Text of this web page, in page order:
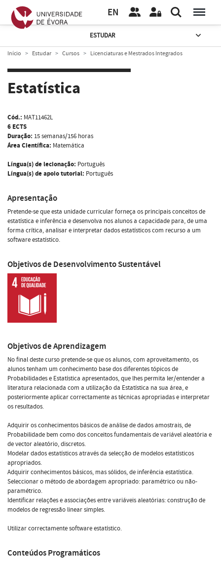
EN
ESTUDAR
Início Estudar Cursos Licenciaturas e Mestrados Integrados
Estatística
Cód.: MAT11462L
6 ECTS
Duração: 15 semanas/156 horas
Área Científica: Matemática
Língua(s) de lecionação: Português
Língua(s) de apoio tutorial: Português
Apresentação
Pretende-se que esta unidade curricular forneça os principais conceitos de
estatística e inferência e desenvolva nos alunos a capacidade para, de uma
forma crítica, analisar e interpretar dados estatísticos com recurso a um
software estatístico.
Objetivos de Desenvolvimento Sustentável
Objetivos de Aprendizagem
No final deste curso pretende-se que os alunos, com aproveitamento, os
alunos tenham um conhecimento base dos diferentes tópicos de
Probabilidades e Estatística apresentados, que lhes permita ler/entender a
literatura relacionada com a utilização da Estatística na sua área, e
posteriormente aplicar correctamente as técnicas apropriadas e interpretar
os resultados.
Adquirir os conhecimentos básicos de análise de dados amostrais, de
Probabilidade bem como dos conceitos fundamentais de variável aleatória e
de vector aleatório, discretos.
Modelar dados estatísticos através da selecção de modelos estatísticos
apropriados.
Adquirir conhecimentos básicos, mas sólidos, de inferência estatística.
Seleccionar o método de abordagem apropriado: paramétrico ou não-
paramétrico.
Identificar relações e associações entre variáveis aleatórias: construção de
modelos de regressão linear simples.
Utilizar correctamente software estatístico.
Conteúdos Programáticos